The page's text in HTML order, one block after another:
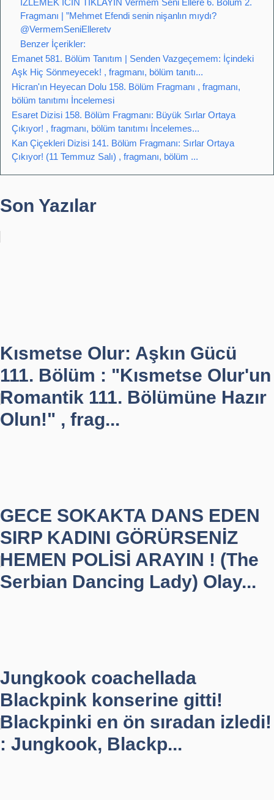
IZLEMEK ICIN TIKLAYIN Vermem Seni Ellere 6. Bölüm 2.
Fragmanı | ”Mehmet Efendi senin nişanlın mıydı?
@VermemSeniElleretv
Benzer İçerikler:
Emanet 581. Bölüm Tanıtım | Senden Vazgeçemem: İçindeki
Aşk Hiç Sönmeyecek! , fragmanı, bölüm tanıtı...
Hicran'ın Heyecan Dolu 158. Bölüm Fragmanı , fragmanı,
bölüm tanıtımı İncelemesi
Esaret Dizisi 158. Bölüm Fragmanı: Büyük Sırlar Ortaya
Çıkıyor! , fragmanı, bölüm tanıtımı İncelemes...
Kan Çiçekleri Dizisi 141. Bölüm Fragmanı: Sırlar Ortaya
Çıkıyor! (11 Temmuz Salı) , fragmanı, bölüm ...
Son Yazılar
Kısmetse Olur: Aşkın Gücü
111. Bölüm : "Kısmetse Olur'un
Romantik 111. Bölümüne Hazır
Olun!" , frag...
GECE SOKAKTA DANS EDEN
SIRP KADINI GÖRÜRSENİZ
HEMEN POLİSİ ARAYIN ! (The
Serbian Dancing Lady) Olay...
Jungkook coachellada
Blackpink konserine gitti!
Blackpinki en ön sıradan izledi!
: Jungkook, Blackp...